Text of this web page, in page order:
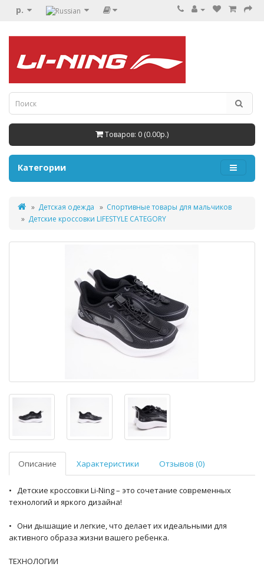
р.
Товаров: 0 (0.00р.)
Категории
Детская одежда
Спортивные товары для мальчиков
Детские кроссовки LIFESTYLE CATEGORY
Описание Характеристики Отзывов (0)
• Детские кроссовки Li-Ning – это сочетание современных
технологий и яркого дизайна!
• Они дышащие и легкие, что делает их идеальными для
активного образа жизни вашего ребенка.
ТЕХНОЛОГИИ